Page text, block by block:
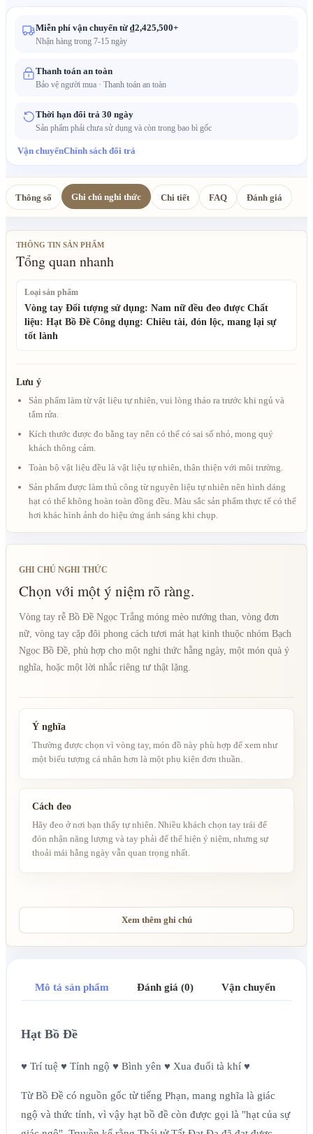
ánh sáng khi chụp.
Miễn phí vận chuyển từ ₫2,425,500+
Nhận hàng trong 7-15 ngày
Thanh toán an toàn
Bảo vệ người mua · Thanh toán an toàn
Thời hạn đổi trả 30 ngày
Sản phẩm phải chưa sử dụng và còn trong bao bì gốc
Vận chuyểnChính sách đổi trả
Thông số Ghi chú nghi thức Chi tiết FAQ Đánh giá
THÔNG TIN SẢN PHẨM
Tổng quan nhanh
Loại sản phẩm
Vòng tay Đối tượng sử dụng: Nam nữ đều đeo được Chất
liệu: Hạt Bồ Đề Công dụng: Chiêu tài, đón lộc, mang lại sự
tốt lành
Lưu ý
Sản phẩm làm từ vật liệu tự nhiên, vui lòng tháo ra trước khi ngủ và
tắm rửa.
Kích thước được đo bằng tay nên có thể có sai số nhỏ, mong quý
khách thông cảm.
Toàn bộ vật liệu đều là vật liệu tự nhiên, thân thiện với môi trường.
Sản phẩm được làm thủ công từ nguyên liệu tự nhiên nên hình dáng
hạt có thể không hoàn toàn đồng đều. Màu sắc sản phẩm thực tế có thể
hơi khác hình ảnh do hiệu ứng ánh sáng khi chụp.
GHI CHÚ NGHI THỨC
Chọn với một ý niệm rõ ràng.
Vòng tay rễ Bồ Đề Ngọc Trắng móng mèo nướng than, vòng đơn
nữ, vòng tay cặp đôi phong cách tươi mát hạt kinh thuộc nhóm Bạch
Ngọc Bồ Đề, phù hợp cho một nghi thức hằng ngày, một món quà ý
nghĩa, hoặc một lời nhắc riêng tư thật lặng.
Ý nghĩa
Thường được chọn vì vòng tay, món đồ này phù hợp để xem như
một biểu tượng cá nhân hơn là một phụ kiện đơn thuần.
Cách đeo
Hãy đeo ở nơi bạn thấy tự nhiên. Nhiều khách chọn tay trái để
đón nhận năng lượng và tay phải để thể hiện ý niệm, nhưng sự
thoải mái hằng ngày vẫn quan trọng nhất.
Xem thêm ghi chú
Hạt Bồ Đề
♥ Trí tuệ ♥ Tỉnh ngộ ♥ Bình yên ♥ Xua đuổi tà khí ♥
TừBồ Đề có nguồn gốc từ tiếng Phạn, mang nghĩa là giác
ngộ và thức tỉnh, vì vậy hạt bồ đề còn được gọi là "hạt của sự
Mô tả sản phẩm Đánh giá (0) Vận chuyển